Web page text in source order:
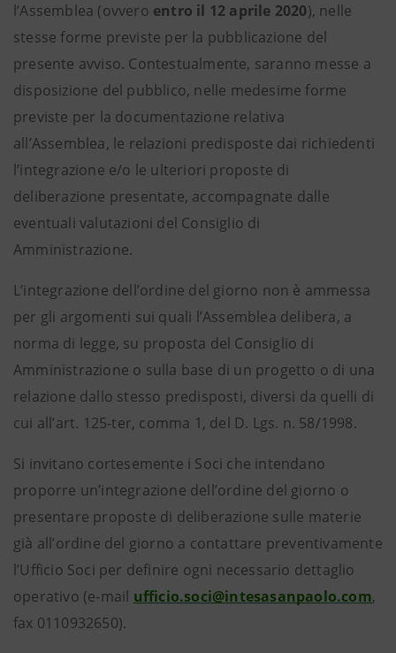
l’Assemblea (ovvero entro il 12 aprile 2020), nelle
stesse forme previste per la pubblicazione del
presente avviso. Contestualmente, saranno messe a
disposizione del pubblico, nelle medesime forme
previste per la documentazione relativa
all’Assemblea, le relazioni predisposte dai richiedenti
l’integrazione e/o le ulteriori proposte di
deliberazione presentate, accompagnate dalle
eventuali valutazioni del Consiglio di
Amministrazione.
L’integrazione dell’ordine del giorno non è ammessa
per gli argomenti sui quali l’Assemblea delibera, a
norma di legge, su proposta del Consiglio di
Amministrazione o sulla base di un progetto o di una
relazione dallo stesso predisposti, diversi da quelli di
cui all’art. 125-ter, comma 1, del D. Lgs. n. 58/1998.
Si invitano cortesemente i Soci che intendano
proporre un’integrazione dell’ordine del giorno o
presentare proposte di deliberazione sulle materie
già all’ordine del giorno a contattare preventivamente
l’Ufficio Soci per definire ogni necessario dettaglio
operativo (e-mail ufficio.soci@intesasanpaolo.com,
fax 0110932650).